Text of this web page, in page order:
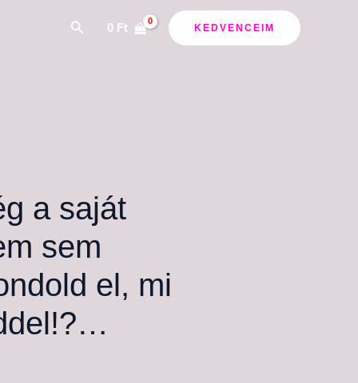
Search
0 Ft KEDVENCEIM
a saját
sem
el, mi